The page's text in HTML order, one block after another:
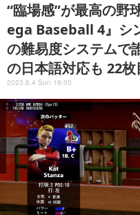
“臨場感”が最高の野
ega Baseball 4』シ
の難易度システムで
の日本語対応も 22
2023.6.4 Sun 19:00